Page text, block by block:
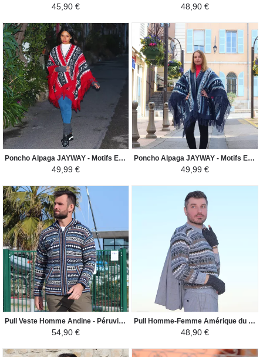
45,90 € 48,90 €
Poncho Alpaga JAYWAY - Motifs Ethniques - Rouge / Noir / Gris / Blanc
49,99 €
Poncho Alpaga JAYWAY - Motifs Ethniques - French Bleu / Bleu Ciel / Blanc
49,99 €
Pull Veste Homme Andine - Péruvien Ethnique - Bleu / Bleu Ciel / Camel
54,90 €
Pull Homme-Femme Amérique du Sud - Lama - Gris Clair / Camel
48,90 €